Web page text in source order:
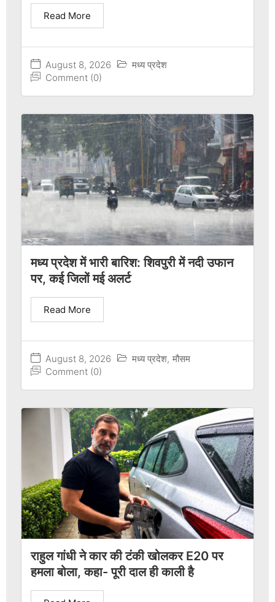
August 8, 2026
मध्य प्रदेश
Comment (0)
Read More
मध्य प्रदेश में भारी बारिश: शिवपुरी में नदी उफान
पर, कई जिलों मई अलर्ट
August 8, 2026 मध्य प्रदेश, मौसम
Comment (0)
Read More
राहुल गांधी ने कार की टंकी खोलकर E20 पर
हमला बोला, कहा- पूरी दाल ही काली है